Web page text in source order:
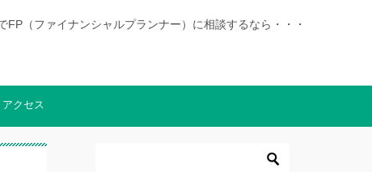
FP（ファイナンシャルプランナー）に相談するなら・・・
アクセス